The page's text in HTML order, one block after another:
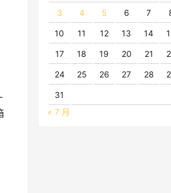
3 4 5 6 7
10 11 12 13 14
17 18 19 20 21
24 25 26 27 28
31
« 7 月